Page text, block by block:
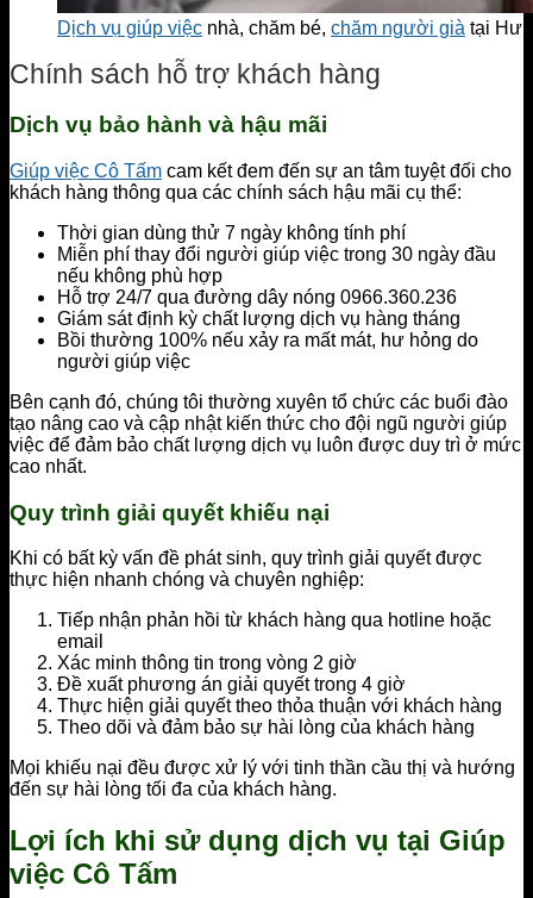
Dịch vụ giúp việc nhà, chăm bé, chăm người già tại
Chính sách hỗ trợ khách hàng
Dịch vụ bảo hành và hậu mãi
Giúp việc Cô Tấm cam kết đem đến sự an tâm tuyệt đối cho
khách hàng thông qua các chính sách hậu mãi cụ thể:
Thời gian dùng thử 7 ngày không tính phí
Miễn phí thay đổi người giúp việc trong 30 ngày đầu
nếu không phù hợp
Hỗ trợ 24/7 qua đường dây nóng 0966.360.236
Giám sát định kỳ chất lượng dịch vụ hàng tháng
Bồi thường 100% nếu xảy ra mất mát, hư hỏng do
người giúp việc
Bên cạnh đó, chúng tôi thường xuyên tổ chức các buổi đào
tạo nâng cao và cập nhật kiến thức cho đội ngũ người giúp
việc để đảm bảo chất lượng dịch vụ luôn được duy trì ở mức
cao nhất.
Quy trình giải quyết khiếu nại
Khi có bất kỳ vấn đề phát sinh, quy trình giải quyết được
thực hiện nhanh chóng và chuyên nghiệp:
Tiếp nhận phản hồi từ khách hàng qua hotline hoặc
email
Xác minh thông tin trong vòng 2 giờ
Đề xuất phương án giải quyết trong 4 giờ
Thực hiện giải quyết theo thỏa thuận với khách hàng
Theo dõi và đảm bảo sự hài lòng của khách hàng
Mọi khiếu nại đều được xử lý với tinh thần cầu thị và hướng
đến sự hài lòng tối đa của khách hàng.
Lợi ích khi sử dụng dịch vụ tại Giúp
việc Cô Tấm